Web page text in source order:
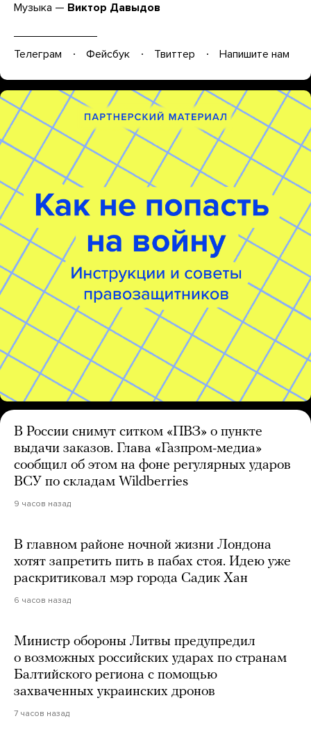
Музыка — Виктор Давыдов
Телеграм Фейсбук Твиттер Напишите нам
В России снимут ситком «ПВЗ» о пункте
выдачи заказов. Глава «Газпром-медиа»
сообщил об этом на фоне регулярных ударов
ВСУ по складам Wildberries
9 часов назад
В главном районе ночной жизни Лондона
хотят запретить пить в пабах стоя. Идею уже
раскритиковал мэр города Садик Хан
6 часов назад
Министр обороны Литвы предупредил
о возможных российских ударах по странам
Балтийского региона с помощью
захваченных украинских дронов
7 часов назад